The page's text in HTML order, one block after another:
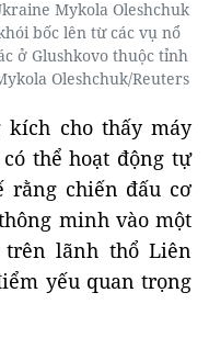
Mykola Oleshchuk
bốc lên từ các vụ nổ
ở Glushkovo thuộc tỉnh
Oleshchuk/Reuters
kích cho thấy máy
thể hoạt động tự
rằng chiến đấu cơ
minh vào một
lãnh thổ Liên
yếu quan trọng